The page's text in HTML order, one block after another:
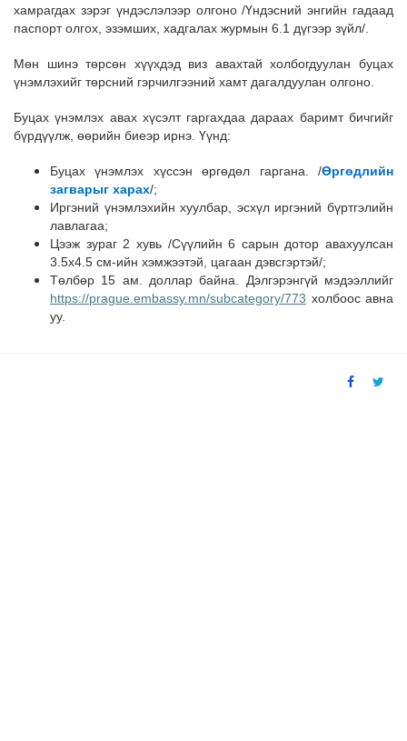
хамрагдах зэрэг үндэслэлээр олгоно /Үндэсний энгийн гадаад
паспорт олгох, эзэмших, хадгалах журмын 6.1 дүгээр зүйл/.
Мөн шинэ төрсөн хүүхдэд виз авахтай холбогдуулан буцах
үнэмлэхийг төрсний гэрчилгээний хамт дагалдуулан олгоно.
Буцах үнэмлэх авах хүсэлт гаргахдаа дараах баримт бичгийг
бүрдүүлж, өөрийн биеэр ирнэ. Үүнд:
Буцах үнэмлэх хүссэн өргөдөл гаргана. /Өргөдлийн
загварыг харах/;
Иргэний үнэмлэхийн хуулбар, эсхүл иргэний бүртгэлийн
лавлагаа;
Цээж зураг 2 хувь /Сүүлийн 6 сарын дотор авахуулсан
3.5х4.5 см-ийн хэмжээтэй, цагаан дэвсгэртэй/;
Төлбөр 15 ам. доллар байна. Дэлгэрэнгүй мэдээллийг
https://prague.embassy.mn/subcategory/773 холбоос авна
уу.